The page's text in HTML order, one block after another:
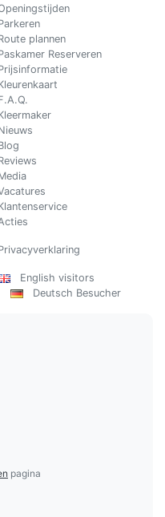
plannen
Reserveren
English visitors
Deutsch Besucher
pagina